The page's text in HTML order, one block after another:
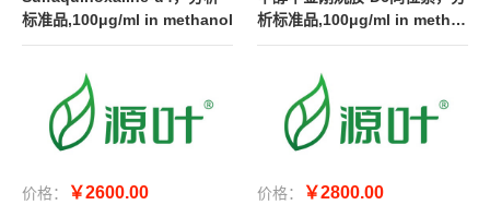
标准品,100μg/ml in methanol
价格： ￥2600.00
析标准品,100μg/ml in metha
nol
价格： ￥2800.00